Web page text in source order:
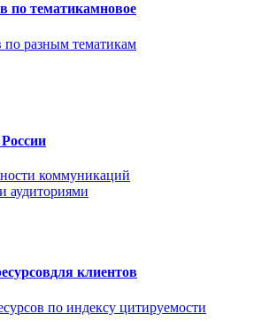
по тематикамновое
по разным тематикам
коммуникаций
аудиториями
для клиентов
по индексу цитируемости